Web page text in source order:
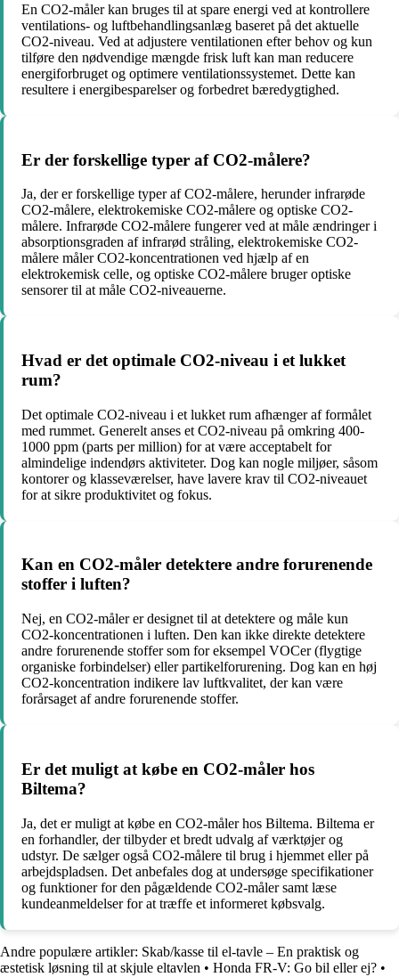
En CO2-måler kan bruges til at spare energi ved at kontrollere
ventilations- og luftbehandlingsanlæg baseret på det aktuelle
CO2-niveau. Ved at adjustere ventilationen efter behov og kun
tilføre den nødvendige mængde frisk luft kan man reducere
energiforbruget og optimere ventilationssystemet. Dette kan
resultere i energibesparelser og forbedret bæredygtighed.
Er der forskellige typer af CO2-målere?
Ja, der er forskellige typer af CO2-målere, herunder infrarøde
CO2-målere, elektrokemiske CO2-målere og optiske CO2-
målere. Infrarøde CO2-målere fungerer ved at måle ændringer i
absorptionsgraden af ​​infrarød stråling, elektrokemiske CO2-
målere måler CO2-koncentrationen ved hjælp af en
elektrokemisk celle, og optiske CO2-målere bruger optiske
sensorer til at måle CO2-niveauerne.
Hvad er det optimale CO2-niveau i et lukket
rum?
Det optimale CO2-niveau i et lukket rum afhænger af formålet
med rummet. Generelt anses et CO2-niveau på omkring 400-
1000 ppm (parts per million) for at være acceptabelt for
almindelige indendørs aktiviteter. Dog kan nogle miljøer, såsom
kontorer og klasseværelser, have lavere krav til CO2-niveauet
for at sikre produktivitet og fokus.
Kan en CO2-måler detektere andre forurenende
stoffer i luften?
Nej, en CO2-måler er designet til at detektere og måle kun
CO2-koncentrationen i luften. Den kan ikke direkte detektere
andre forurenende stoffer som for eksempel VOCer (flygtige
organiske forbindelser) eller partikelforurening. Dog kan en høj
CO2-koncentration indikere lav luftkvalitet, der kan være
forårsaget af andre forurenende stoffer.
Er det muligt at købe en CO2-måler hos
Biltema?
Ja, det er muligt at købe en CO2-måler hos Biltema. Biltema er
en forhandler, der tilbyder et bredt udvalg af værktøjer og
udstyr. De sælger også CO2-målere til brug i hjemmet eller på
arbejdspladsen. Det anbefales dog at undersøge specifikationer
og funktioner for den pågældende CO2-måler samt læse
kundeanmeldelser for at træffe et informeret købsvalg.
Andre populære artikler: Skab/kasse til el-tavle – En praktisk og
æstetisk løsning til at skjule eltavlen • Honda FR-V: Go bil eller ej? •